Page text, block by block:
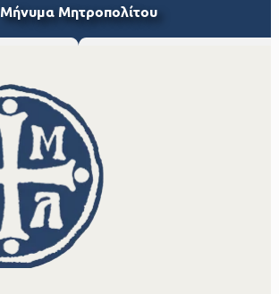
Μήνυμα Μητροπολίτου